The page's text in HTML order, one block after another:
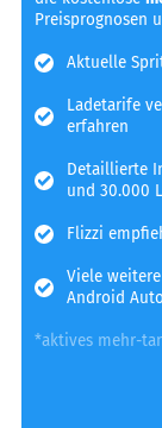
Preisprognosen
Aktuelle
Ladetarife
erfahren
Detaillierte
und 30.000
Flizzi
Viele
Android
*aktives mehr-